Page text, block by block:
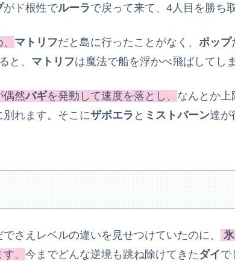
がド根性でルーラで戻って来て、4人目を勝ち
マトリフだと島に行ったことがなく、 ポップ
と、 マトリフは魔法で船を浮かべ飛ばしてし
偶然バギを発動して速度を落とし、 なんとか上
別れます。そこにザボエラ と ミストバーン達が
さえレベルの違いを見せつけていたのに、
。 今までどんな逆境も跳ね除けてきたダイで